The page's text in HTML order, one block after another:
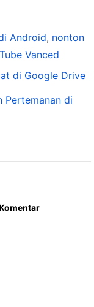
Android, nonton
Vanced
di Google Drive
Pertemanan di